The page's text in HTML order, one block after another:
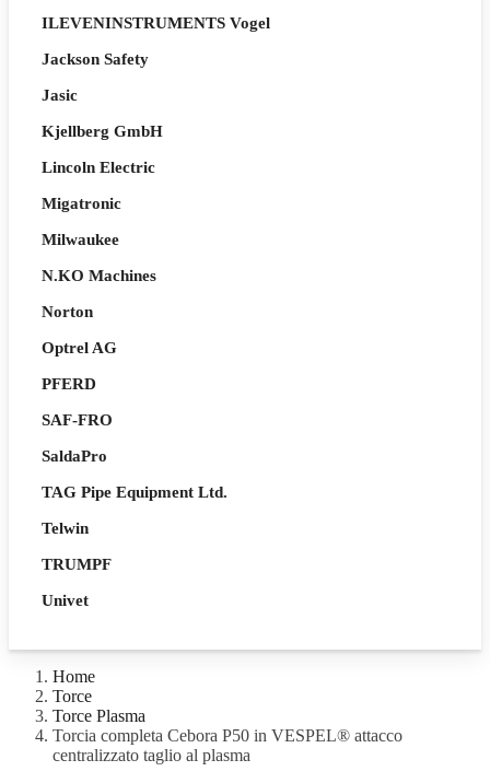
ILEVENINSTRUMENTS Vogel
Jackson Safety
Jasic
Kjellberg GmbH
Lincoln Electric
Migatronic
Milwaukee
N.KO Machines
Norton
Optrel AG
PFERD
SAF-FRO
SaldaPro
TAG Pipe Equipment Ltd.
Telwin
TRUMPF
Univet
Home
Torce
Torce Plasma
Torcia completa Cebora P50 in VESPEL® attacco
centralizzato taglio al plasma